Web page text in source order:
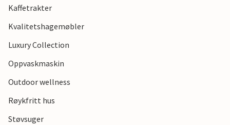
Kaffetrakter
Kvalitetshagemøbler
Luxury Collection
Oppvaskmaskin
Outdoor wellness
Røykfritt hus
Støvsuger